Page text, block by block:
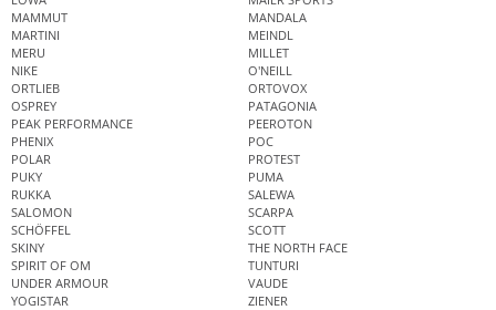
MAMMUT
MANDALA
MARTINI
MEINDL
MERU
MILLET
NIKE
O'NEILL
ORTLIEB
ORTOVOX
OSPREY
PATAGONIA
PEAK PERFORMANCE
PEEROTON
PHENIX
POC
POLAR
PROTEST
PUKY
PUMA
RUKKA
SALEWA
SALOMON
SCARPA
SCHÖFFEL
SCOTT
SKINY
THE NORTH FACE
SPIRIT OF OM
TUNTURI
UNDER ARMOUR
VAUDE
YOGISTAR
ZIENER